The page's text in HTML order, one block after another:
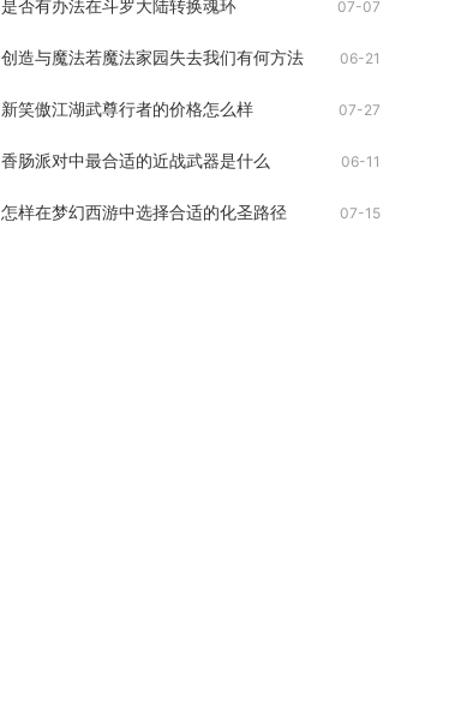
是否有办法在斗罗大陆转换魂环 07-07
创造与魔法若魔法家园失去我们有何方法 06-21
新笑傲江湖武尊行者的价格怎么样 07-27
香肠派对中最合适的近战武器是什么 06-11
怎样在梦幻西游中选择合适的化圣路径 07-15